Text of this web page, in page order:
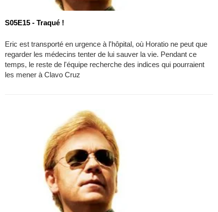
S05E15 - Traqué !
Eric est transporté en urgence à l'hôpital, où Horatio ne peut que
regarder les médecins tenter de lui sauver la vie. Pendant ce
temps, le reste de l'équipe recherche des indices qui pourraient
les mener à Clavo Cruz